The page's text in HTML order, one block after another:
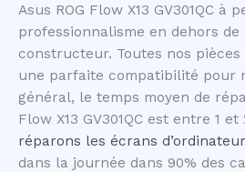
Asus ROG Flow X13 GV301QC à
professionnalisme en dehors de
constructeur. Toutes nos
une parfaite compatibilité pour
général, le temps moyen de
Flow X13 GV301QC est entre 1
réparons les écrans
dans la journée dans 90% des